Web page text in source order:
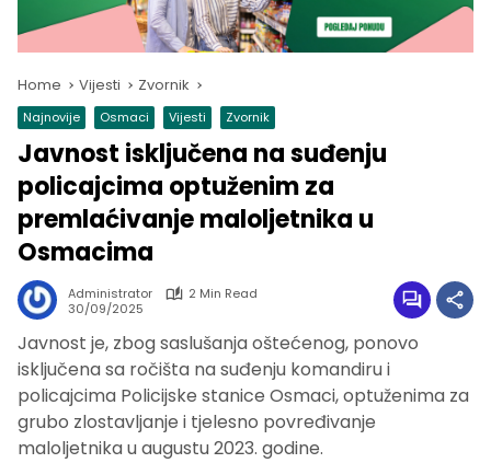
Home Vijesti Zvornik
Najnovije Osmaci Vijesti Zvornik
Javnost isključena na suđenju
policajcima optuženim za
premlaćivanje maloljetnika u
Osmacima
Administrator
2 Min Read
30/09/2025
Javnost je, zbog saslušanja oštećenog, ponovo
isključena sa ročišta na suđenju komandiru i
policajcima Policijske stanice Osmaci, optuženima za
grubo zlostavljanje i tjelesno povređivanje
maloljetnika u augustu 2023. godine.